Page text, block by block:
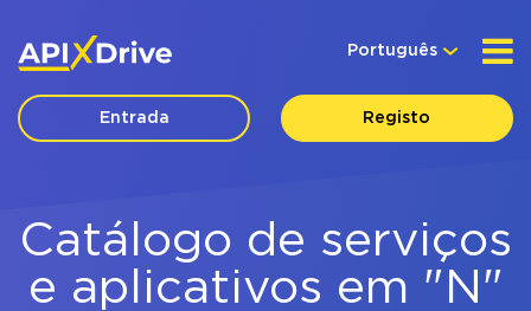
Português
Entrada Registo
Catálogo de serviços
e aplicativos em "N"